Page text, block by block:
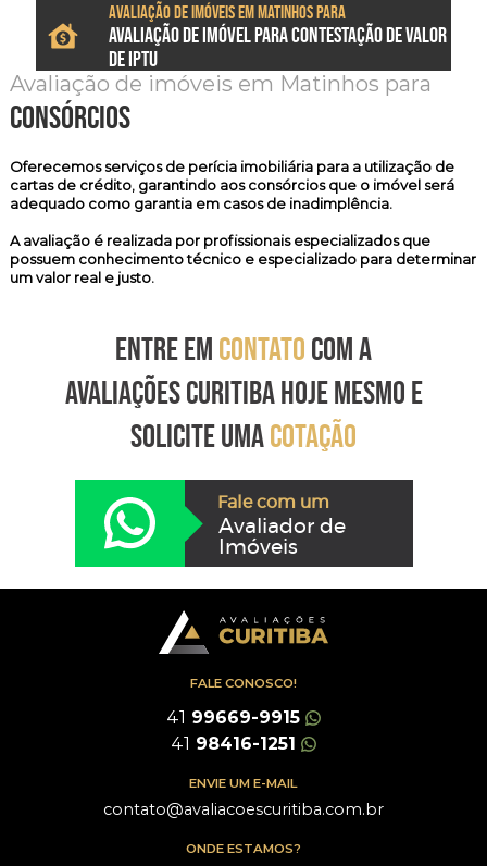
Avaliação de imóveis em Matinhos para
AVALIAÇÃO DE IMÓVEL PARA CONTESTAÇÃO DE VALOR
DE IPTU
Avaliação de imóveis em Matinhos para
consórcios
Oferecemos serviços de perícia imobiliária para a utilização de
cartas de crédito, garantindo aos consórcios que o imóvel será
adequado como garantia em casos de inadimplência.
A avaliação é realizada por profissionais especializados que
possuem conhecimento técnico e especializado para determinar
um valor real e justo.
ENTRE EM CONTATO COM A
AVALIAÇÕES CURITIBA HOJE MESMO E
SOLICITE UMACOTAÇÃO
Fale com um
Avaliador de
Imóveis
ENVIE UM E-MAIL
contato@avaliacoescuritiba.com.br
ONDE ESTAMOS?
FALE CONOSCO!
41 99669-9915
41 98416-1251